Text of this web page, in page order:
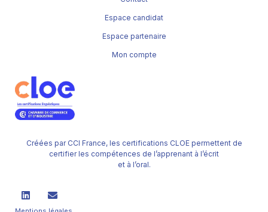
Créées par CCI France, les certifications CLOE permettent de
certifier les compétences de l’apprenant à l’écrit
et à l’oral.
Espace candidat
Espace partenaire
Mon compte